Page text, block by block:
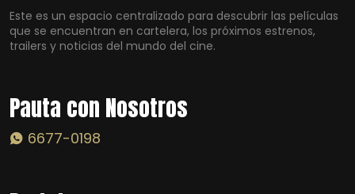
Este es un espacio centralizado para descubrir las películas
que se encuentran en cartelera, los próximos estrenos,
trailers y noticias del mundo del cine.
Pauta con Nosotros
6677-0198